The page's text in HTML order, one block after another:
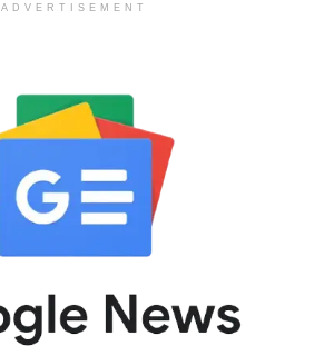
ADVERTISEMENT